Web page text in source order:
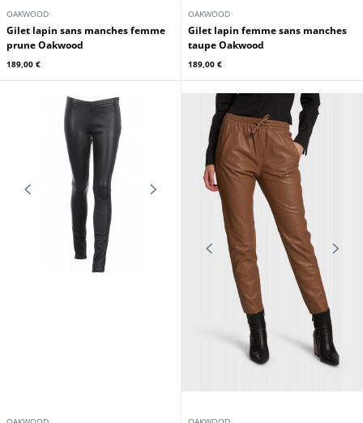
prune Oakwood
OAKWOOD
taupe Oakwood